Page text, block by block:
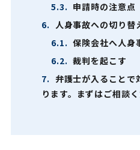
5.3. 申請時の注意点
6. 人身事故への切り替
6.1. 保険会社へ人身
6.2. 裁判を起こす
7. 弁護士が入ることで
ります。まずはご相談